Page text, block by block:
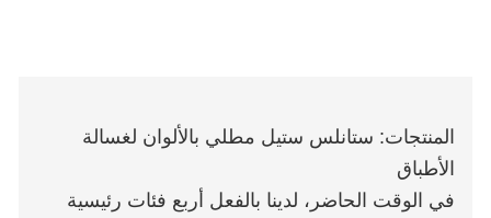
المنتجات: ستانلس ستيل مطلي بالألوان لغسالة
الأطباق
في الوقت الحاضر، لدينا بالفعل أربع فئات رئيسية